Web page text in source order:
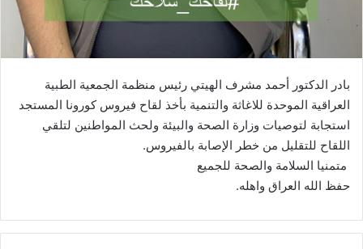
بادر الدكتور أحمد مشرف الهيتي رئيس منظمة الجمعية الطبية
العراقية الموحدة للاغاثة والتنمية بأخذ لقاح فيروس كورونا المستجد
استجابة لتوصيات وزارة الصحة والبيئة ولحث المواطنين لتلقي
اللقاح للتقليل من خطر الإصابة بالفيروس.
متمنيا السلامة والصحة للجميع
حفظ الله العراق واهله.